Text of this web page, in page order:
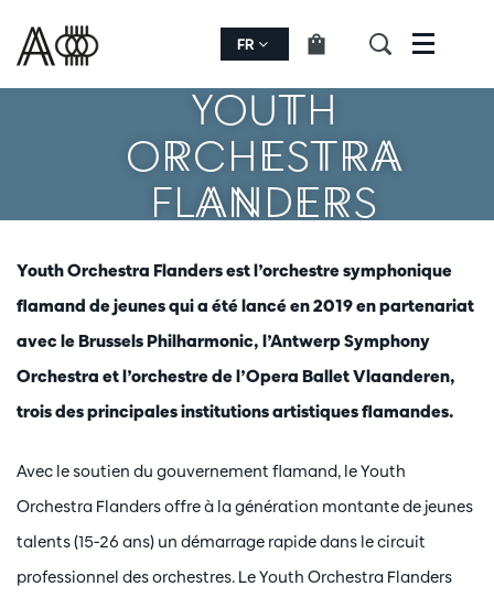
FR Menu
YOUTH
ORCHESTRA
FLANDERS
Youth Orchestra Flanders est l’orchestre symphonique
flamand de jeunes qui a été lancé en 2019 en partenariat
avec le Brussels Philharmonic, l’Antwerp Symphony
Orchestra et l’orchestre de l’Opera Ballet Vlaanderen,
trois des principales institutions artistiques flamandes.
Avec le soutien du gouvernement flamand, le Youth
Orchestra Flanders offre à la génération montante de jeunes
talents (15-26 ans) un démarrage rapide dans le circuit
professionnel des orchestres. Le Youth Orchestra Flanders